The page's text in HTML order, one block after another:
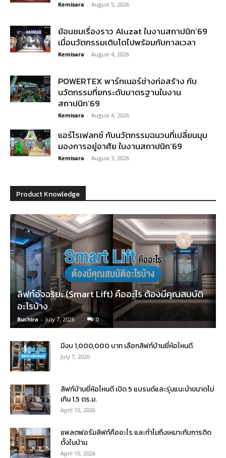
Kemisara - August 5, 2026
ย้อนชมเรื่องราว Aluzat ในงานสถาปนิก’69
เมื่อนวัตกรรมเติบโตไปพร้อมกับกาลเวลา
Kemisara - August 4, 2026
POWERTEX พาร์ทเนอร์ช่างก่อสร้าง กับ
นวัตกรรมที่ยกระดับมาตรฐานในงาน
สถาปนิก’69
Kemisara - August 4, 2026
แอร์โรเฟลกซ์ กับนวัตกรรมฉนวนที่เปลี่ยนมุม
มองการอยู่อาศัย ในงานสถาปนิก’69
Kemisara - August 3, 2026
Product Knowledge
ลิฟท์อัจฉริยะ (Smart Lift) คืออะไร ต้องมีคุณสมบัติ
อะไรบ้าง
Ruchira - July 7, 2026 0
มีงบ 1,000,000 บาท เลือกลิฟท์บ้านยี่ห้อไหนดี
July 7, 2026
ลิฟท์บ้านยี่ห้อไหนดี เปิด 5 แบรนด์และรุ่นแนะนำขนาดไม่
เกิน 1.5 ตร.ม.
April 10, 2026
แพลตฟอร์มลิฟท์คืออะไร และทำไมถึงเหมาะกับการติด
ตั้งในบ้าน
April 10, 2026